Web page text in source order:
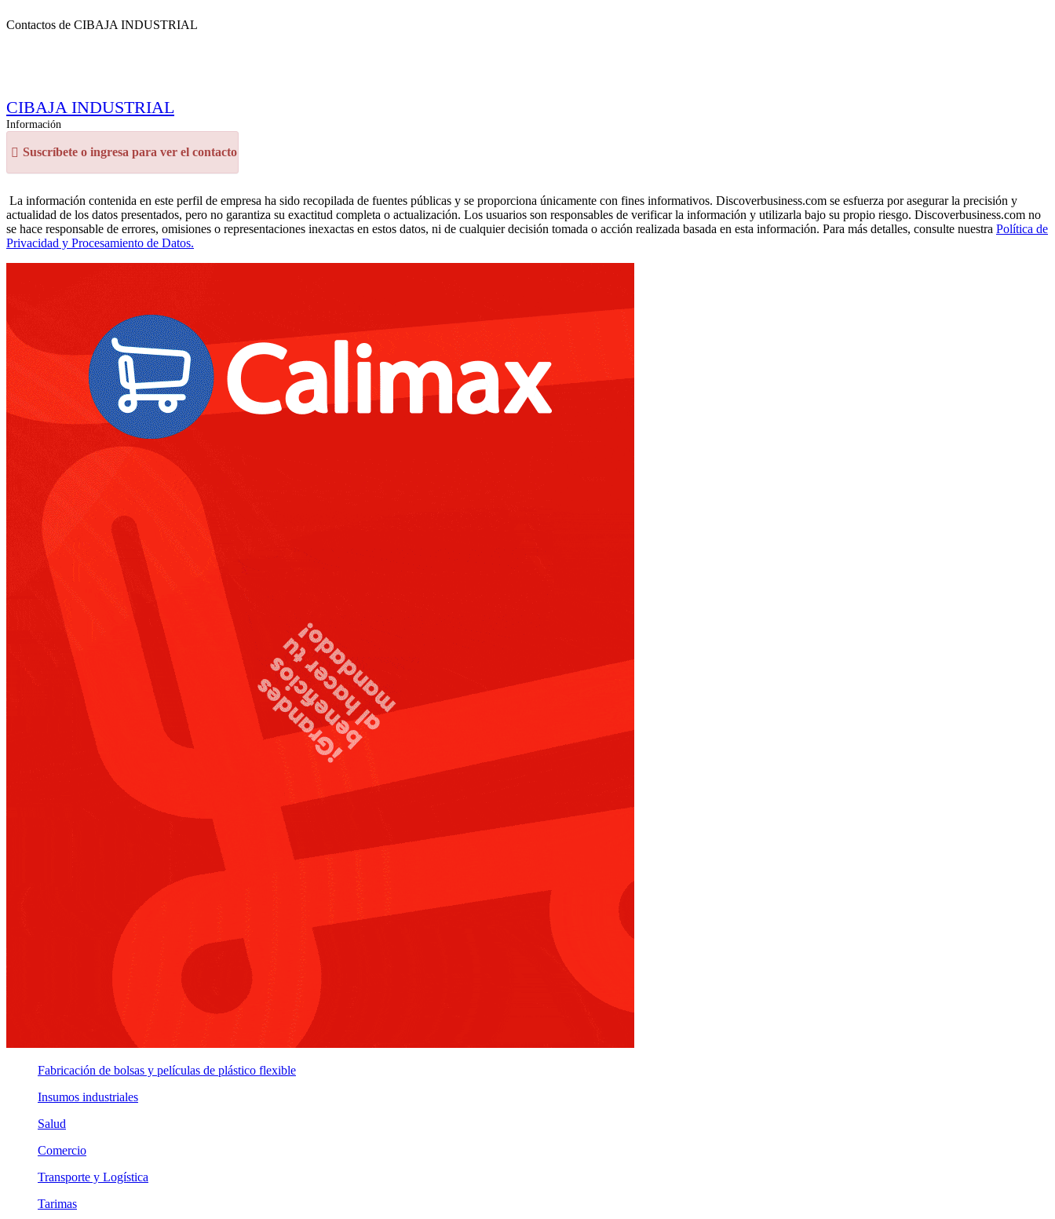
Contactos de CIBAJA INDUSTRIAL
CIBAJA INDUSTRIAL
Información
Suscríbete o ingresa para ver el contacto
La información contenida en este perfil de empresa ha sido recopilada de fuentes públicas y se proporciona únicamente con fines informativos. Discoverbusiness.com se esfuerza por asegurar la precisión y
actualidad de los datos presentados, pero no garantiza su exactitud completa o actualización. Los usuarios son responsables de verificar la información y utilizarla bajo su propio riesgo. Discoverbusiness.com no
se hace responsable de errores, omisiones o representaciones inexactas en estos datos, ni de cualquier decisión tomada o acción realizada basada en esta información. Para más detalles, consulte nuestra Política de
Privacidad y Procesamiento de Datos.
Fabricación de bolsas y películas de plástico flexible
Insumos industriales
Salud
Comercio
Transporte y Logística
Tarimas